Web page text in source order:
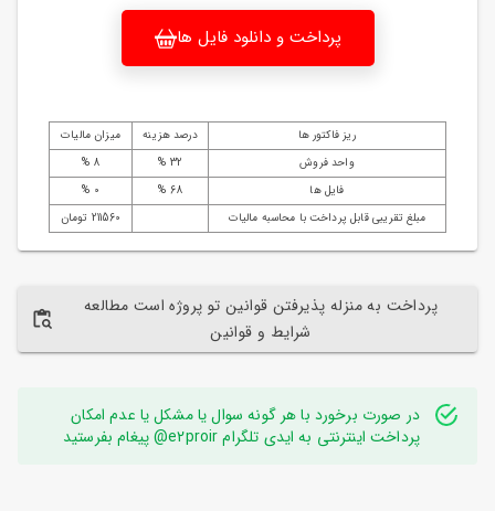
پرداخت و دانلود فایل ها
ریز فاکتور ها درصد هزینه
میزان مالیات
واحد فروش
32 %
8 %
فایل ها
68 %
0 %
مبلغ تقریبی قابل پرداخت با محاسبه مالیات
211560 تومان
پرداخت به منزله پذیرفتن قوانین تو پروژه است مطالعه
شرایط و قوانین
در صورت برخورد با هر گونه سوال یا مشکل یا عدم امکان
پرداخت اینترنتی به ایدی تلگرام e2proir@ پیغام بفرستید